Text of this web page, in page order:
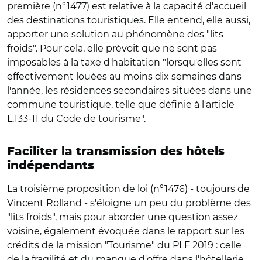
première (n°1477) est relative à la capacité d'accueil
des destinations touristiques. Elle entend, elle aussi,
apporter une solution au phénomène des "lits
froids". Pour cela, elle prévoit que ne sont pas
imposables à la taxe d'habitation "lorsqu'elles sont
effectivement louées au moins dix semaines dans
l'année, les résidences secondaires situées dans une
commune touristique, telle que définie à l'article
L.133-11 du Code de tourisme".
Faciliter la transmission des hôtels
indépendants
La troisième proposition de loi (n°1476) - toujours de
Vincent Rolland - s'éloigne un peu du problème des
"lits froids", mais pour aborder une question assez
voisine, également évoquée dans le rapport sur les
crédits de la mission "Tourisme" du PLF 2019 : celle